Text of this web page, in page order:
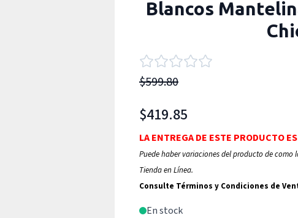
Blancos
$599.80
$419.85
LA ENTREGA DE ESTE PRODUCTO
Puede haber variaciones del producto de como
Tienda en Línea.
Consulte Términos y Condiciones de
En stock